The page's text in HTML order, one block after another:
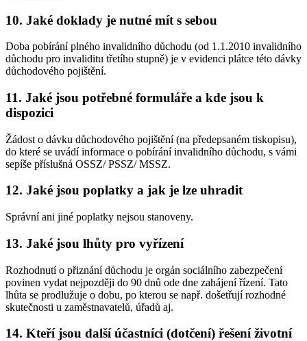
10. Jaké doklady je nutné mít s sebou
Doba pobírání plného invalidního důchodu (od 1.1.2010 invalidního
důchodu pro invaliditu třetího stupně) je v evidenci plátce této dávky
důchodového pojištění.
11. Jaké jsou potřebné formuláře a kde jsou k
dispozici
Žádost o dávku důchodového pojištění (na předepsaném tiskopisu),
do které se uvádí informace o pobírání invalidního důchodu, s vámi
sepíše příslušná OSSZ/ PSSZ/ MSSZ.
12. Jaké jsou poplatky a jak je lze uhradit
Správní ani jiné poplatky nejsou stanoveny.
13. Jaké jsou lhůty pro vyřízení
Rozhodnutí o přiznání důchodu je orgán sociálního zabezpečení
povinen vydat nejpozději do 90 dnů ode dne zahájení řízení. Tato
lhůta se prodlužuje o dobu, po kterou se např. došetřují rozhodné
skutečnosti u zaměstnavatelů, úřadů aj.
14. Kteří jsou další účastníci (dotčení) řešení životní